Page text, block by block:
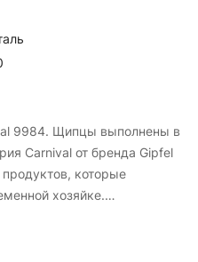
9984. Щипцы выполнены в
Carnival от бренда Gipfel
которые
хозяйке.
из которых изготовлен